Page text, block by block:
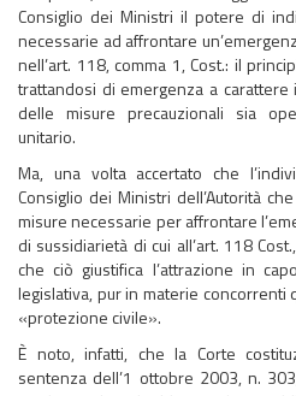
Consiglio dei Ministri il potere di
necessarie ad affrontare
nell’art. 118, comma 1, Cost.: il
trattandosi di emergenza a carattere
delle misure precauzionali sia
unitario.
Ma, una volta accertato che
Consiglio dei Ministri dell’Autorità
misure necessarie per affrontare
di sussidiarietà di cui all’art. 118
che ciò giustifica l’attrazione in
legislativa, pur in materie concorrenti
«protezione civile».
È noto, infatti, che la Corte
sentenza dell’1 ottobre 2003, n.